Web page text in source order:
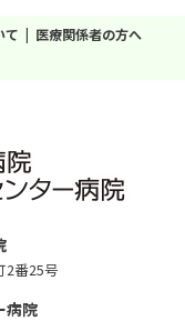
て
医療関係者の方へ
2番25号
病院